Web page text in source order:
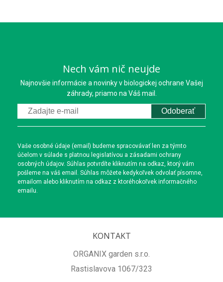
Nech vám nič neujde
Najnovšie informácie a novinky v biologickej ochrane Vašej
záhrady, priamo na Váš mail.
Odoberať
Vaše osobné údaje (email) budeme spracovávať len za týmto
účelom v súlade s platnou legislatívou a zásadami ochrany
osobných údajov. Súhlas potvrdíte kliknutím na odkaz, ktorý vám
pošleme na váš email. Súhlas môžete kedykoľvek odvolať písomne,
emailom alebo kliknutím na odkaz z ktoréhokoľvek informačného
emailu.
KONTAKT
ORGANIX garden s.r.o.
Rastislavova 1067/323